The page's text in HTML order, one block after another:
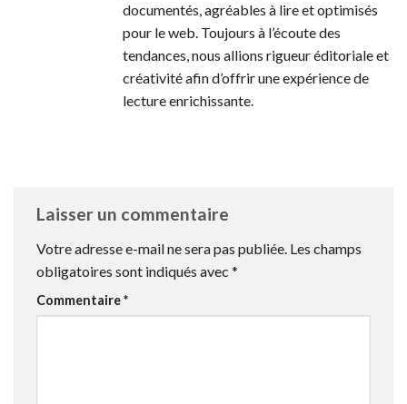
documentés, agréables à lire et optimisés
pour le web. Toujours à l’écoute des
tendances, nous allions rigueur éditoriale et
créativité afin d’offrir une expérience de
lecture enrichissante.
Laisser un commentaire
Votre adresse e-mail ne sera pas publiée. Les champs
obligatoires sont indiqués avec *
Commentaire*